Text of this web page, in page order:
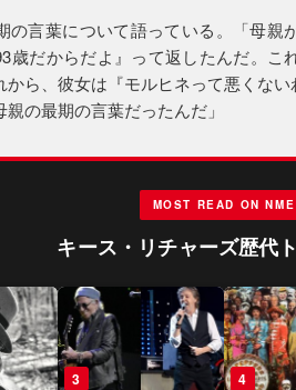
の言葉について語っている。「母親
歳だからだよ』って返したんだ。こ
から、彼女は『モルヒネって悪くな
の最期の言葉だったんだ」
MOST READ ON NME
キース・リチャーズ歴代
2 3